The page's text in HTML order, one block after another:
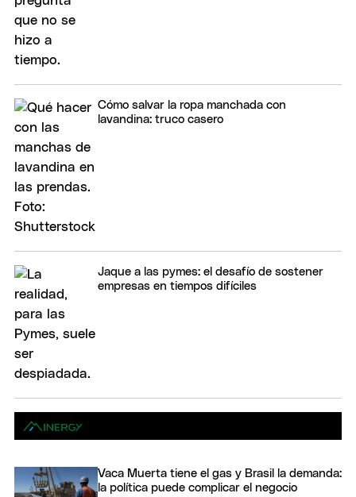
Cómo salvar la ropa manchada con
lavandina: truco casero
Jaque a las pymes: el desafío de sostener
empresas en tiempos difíciles
Vaca Muerta tiene el gas y Brasil la demanda:
la política puede complicar el negocio